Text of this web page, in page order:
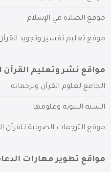
موقع الصلاة في الإسلام
موقع تعليم تفسير وتجويد
مواقع نشر وتعليم القرآن
الجامع لعلوم القرآن وترجماته
السنة النبوية وعلومها
موقع الترجمات الصوتية للقرآن
مواقع تطوير مهارات